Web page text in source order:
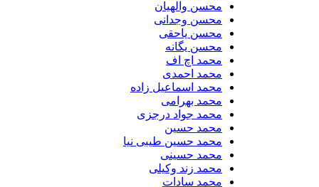
محسن والهیان
محسن وجدانی
محسن یاحقی
محسن یگانه
محمد اچ اف
محمد احمدی
محمد اسماعیل زاده
محمد بهرامی
محمد جواد درجزی
محمد حسین
محمد حسین طیبی نیا
محمد حسینی
محمد زند وکیلی
محمد سادات